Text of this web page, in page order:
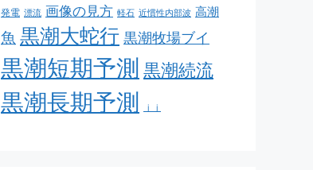
発電 漂流 画像の見方 軽石 近慣性内部波 高潮
魚 黒潮大蛇行 黒潮牧場ブイ
黒潮短期予測 黒潮続流
黒潮長期予測 ｊｊ